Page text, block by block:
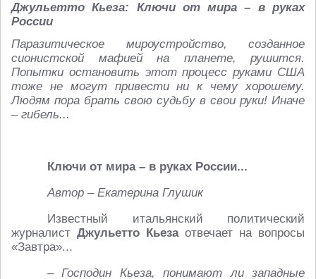
Джульетто Кьеза: Ключи от мира – в руках
России
Паразитическое мироустройство, созданное
сионистской мафией на планете, рушится.
Попытки остановить этот процесс руками США
тоже не могут привести ни к чему хорошему.
Людям пора брать свою судьбу в свои руки! Иначе
– гибель...
Ключи от мира – в руках России...
Автор – Екатерина Глушик
Известный итальянский политический
журналист Джульетто Кьезаотвечает на вопросы
«Завтра»...
– Господин Кьеза, понимают ли западные